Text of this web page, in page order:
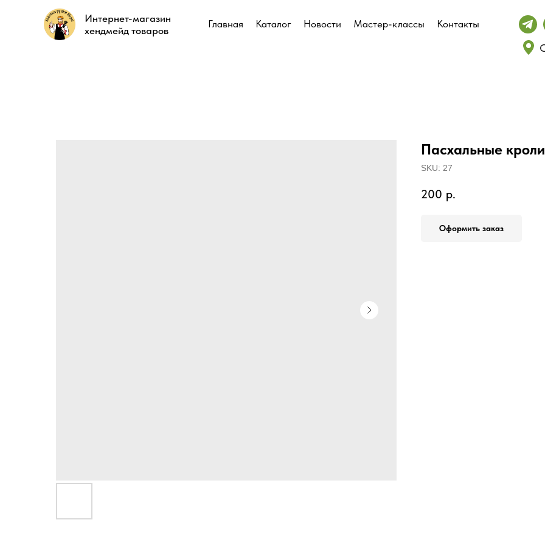
Интернет-магазин
хендмейд товаров
Главная Каталог Новости Мастер-классы Контакты
Интернет-магазин
хендмейд товаров
Главная Каталог Новости Мастер-классы Контакты
Пасхальные
SKU: 27
200 р.
Оформить заказ